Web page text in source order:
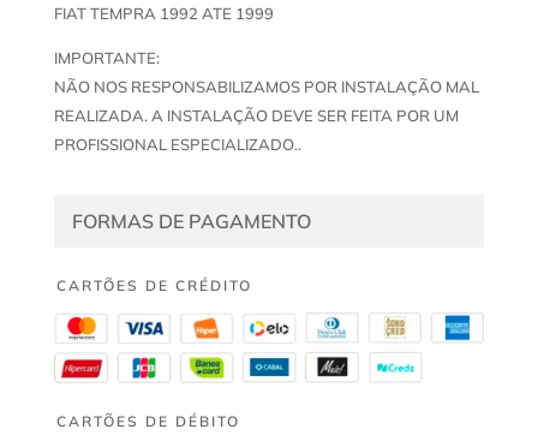
FIAT TEMPRA 1992 ATE 1999
IMPORTANTE:
NÃO NOS RESPONSABILIZAMOS POR INSTALAÇÃO MAL
REALIZADA. A INSTALAÇÃO DEVE SER FEITA POR UM
PROFISSIONAL ESPECIALIZADO..
FORMAS DE PAGAMENTO
CARTÕES DE CRÉDITO
CARTÕES DE DÉBITO